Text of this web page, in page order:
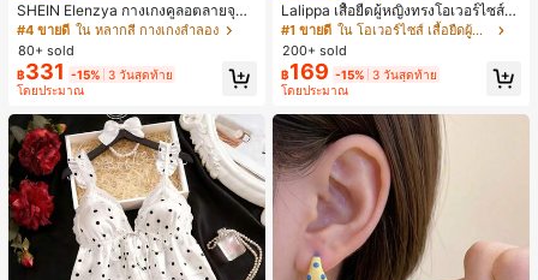
SHEIN Elenzya กางเกงคูลอตลายจุดเ
อวสูงแบบใหม่สำหรับฤดูใบไม้ผลิ/ฤดูร้อ
น, สไตล์หรูหราเหมาะสำหรับใส่ในชีวิต
ประจำวันและทำงาน, ให้ความรู้สึกวินเ
ทจสำหรับฤดูรับปริญญา, เทศกาลดนตร
ี, การแข่งม้าดาร์บี้, วันประกาศอิสรภาพ
#4 ขายดี ใน หลากสี กางเกงลำลอง
80+ sold
฿331 -15% 3 วันสุดท้าย
โดยประมาณ
Lalippa เสื้อยืดผู้หญิงทรงโอเวอร์ไซส์ค
วามยาวกลาง คอกลม ไหล่ตก ลายพิมพ์
ตัวอักษรและลายทางแนวตั้ง สไตล์แฟชั่
นมินิมอล ของขวัญให้เพื่อน
#1 ขายดี
ใน โอเวอร์ไซส์ เสื้อยืดผู้หญิง
200+ sold
฿169 -15% 3 วันสุดท้าย
โดยประมาณ